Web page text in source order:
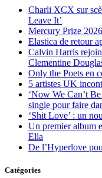
Charli XCX sur
Leave It’
Mercury Prize
Elastica de retour
Calvin Harris
Clementine
Only the Poets en
5 artistes UK
‘Now We Can’t
single pour faire
‘Shit Love’ : un
Un premier album
Ella
De l’Hyperlove
Catégories